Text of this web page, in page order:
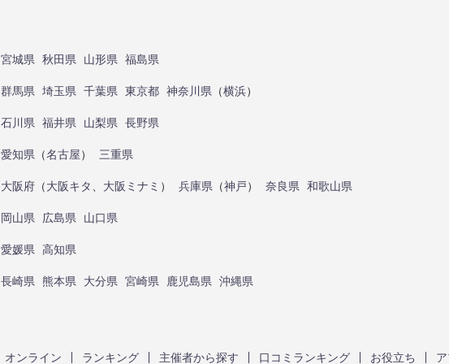
宮城県 秋田県 山形県 福島県
群馬県 埼玉県 千葉県 東京都 神奈川県 （横浜）
石川県 福井県 山梨県 長野県
愛知県 （名古屋） 三重県
大阪府 （大阪キタ 大阪ミナミ ） 兵庫県 （神戸） 奈良県 和歌山県
岡山県 広島県 山口県
愛媛県 高知県
長崎県 熊本県 大分県 宮崎県 鹿児島県 沖縄県
オンライン ランキング 主催者から探す 口コミランキング お役立ち